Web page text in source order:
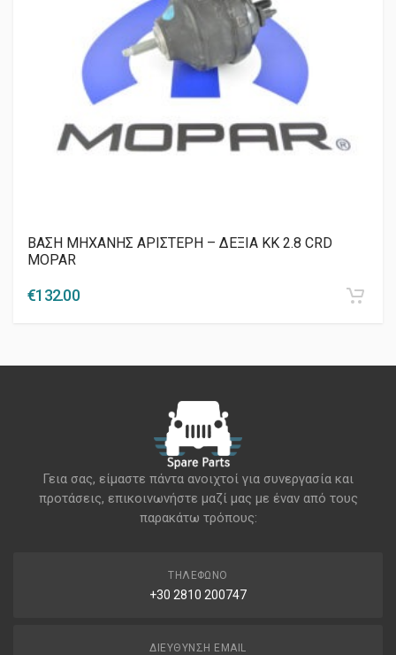
ΒΑΣΗ ΜΗΧΑΝΗΣ ΑΡΙΣΤΕΡΗ – ΔΕΞΙΑ KK 2.8 CRD
MOPAR
€132.00
Γεια σας, είμαστε πάντα ανοιχτοί για συνεργασία και
προτάσεις, επικοινωνήστε μαζί μας με έναν από τους
παρακάτω τρόπους:
ΤΗΛΈΦΩΝΟ
+30 2810 200747
ΔΙΕΎΘΥΝΣΗ EMAIL